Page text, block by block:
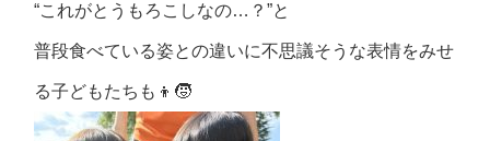
“これがとうもろこしなの…？”と
普段食べている姿との違いに不思議そうな表情をみせ
る子どもたちも👦🧒